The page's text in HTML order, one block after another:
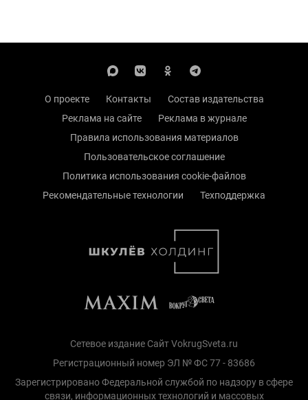
О проекте Контакты
Состав издательства
Реклама на сайте
Реклама в журнале
Правила использования материалов
Пользовательское соглашение
Политика использования cookie-файлов
Рекомендательные технологии
Техподдержка
Сетевое издание Сайт VokrugSveta.ru
Регистрационный номер ЭЛ № ФС 77 - 83686
Зарегистрировано Федеральной службой по надзору в сфере
связи, информационных технологий и массовых